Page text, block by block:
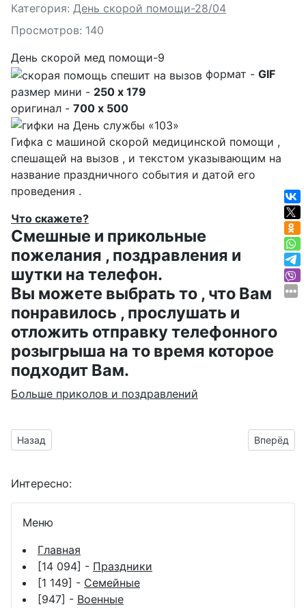
Подробности
Категория: День скорой помощи-28/04
Просмотров: 140
День скорой мед помощи-9
формат - GIF
размер мини - 250 x 179
оригинал - 700 x 500
Гифка с машиной скорой медицинской помощи ,
спешащей на вызов , и текстом указывающим на
название праздничного события и датой его
проведения .
Что скажете?
Смешные и прикольные
пожелания , поздравления и
шутки на телефон.
Вы можете выбрать то , что Вам
понравилось , прослушать и
отложить отправку телефонного
розыгрыша на то время которое
подходит Вам.
Больше приколов и поздравлений
Предыдущий материал: анимашка с танцующим врачом
Назад Вперёд
Интересно:
Меню
Главная
[14 094] - Праздники
[1 149] - Семейные
[947] - Военные